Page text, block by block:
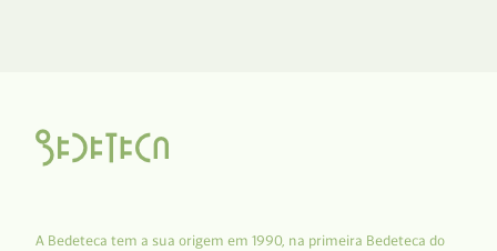
A Bedeteca tem a sua origem em 1990, na primeira Bedeteca do